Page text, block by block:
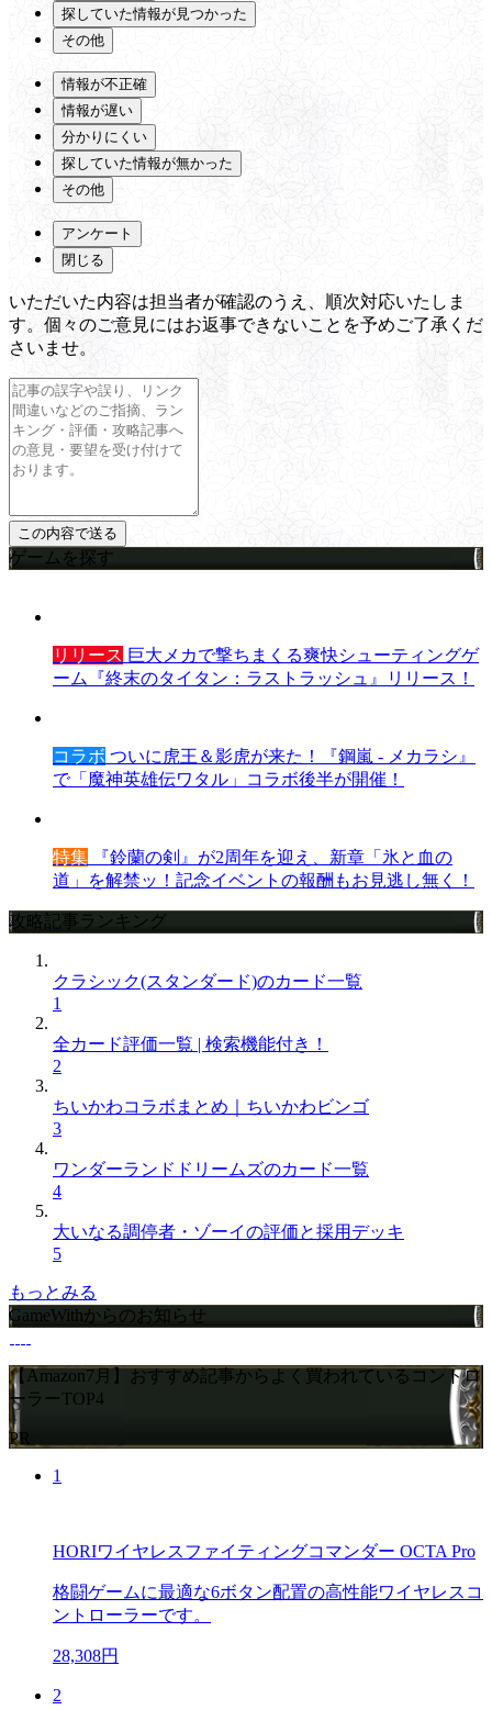
探していた情報が見つかった
その他
情報が不正確
情報が遅い
分かりにくい
探していた情報が無かった
その他
アンケート
閉じる
いただいた内容は担当者が確認のうえ、順次対応いたしま
す。個々のご意見にはお返事できないことを予めご了承くだ
さいませ。
ゲームを探す
リリース 巨大メカで撃ちまくる爽快シューティングゲ
ーム『終末のタイタン：ラストラッシュ』リリース！
コラボ ついに虎王＆影虎が来た！『鋼嵐 - メカラシ』
で「魔神英雄伝ワタル」コラボ後半が開催！
特集 『鈴蘭の剣』が2周年を迎え、新章「氷と血の
道」を解禁ッ！記念イベントの報酬もお見逃し無く！
攻略記事ランキング
クラシック(スタンダード)のカード一覧
1
全カード評価一覧 | 検索機能付き！
2
ちいかわコラボまとめ｜ちいかわビンゴ
3
ワンダーランドドリームズのカード一覧
4
大いなる調停者・ゾーイの評価と採用デッキ
5
もっとみる
GameWithからのお知らせ
【Amazon7月】おすすめ記事からよく買われているコントロ
ーラーTOP4
PR
1
HORIワイヤレスファイティングコマンダー OCTA Pro
格闘ゲームに最適な6ボタン配置の高性能ワイヤレスコ
ントローラーです。
28,308円
2